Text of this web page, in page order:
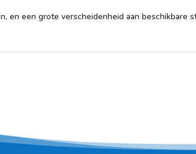
en een grote verscheidenheid aan beschikbare